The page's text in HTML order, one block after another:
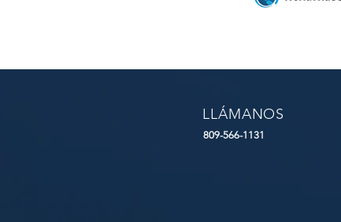
LLÁMANOS
809-566-1131